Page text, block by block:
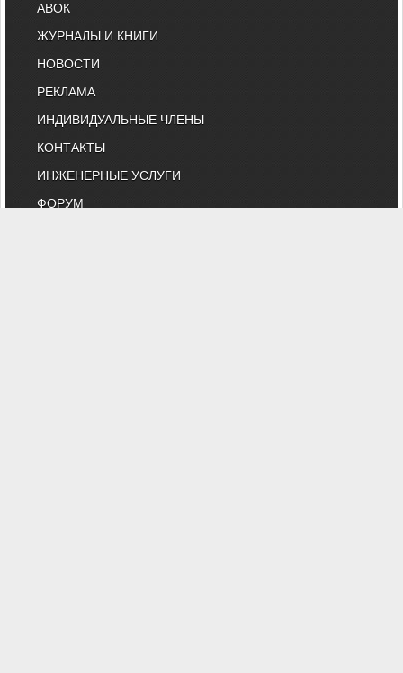
АВОК
ЖУРНАЛЫ И КНИГИ
НОВОСТИ
РЕКЛАМА
ИНДИВИДУАЛЬНЫЕ ЧЛЕНЫ
КОНТАКТЫ
ИНЖЕНЕРНЫЕ УСЛУГИ
ФОРУМ